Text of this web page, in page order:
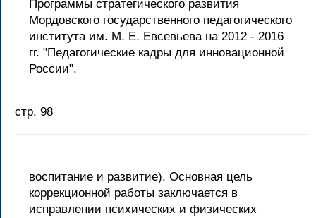
Программы стратегического развития
Мордовского государственного педагогического
института им. М. Е. Евсевьева на 2012 - 2016
гг. "Педагогические кадры для инновационной
России".
стр. 98
воспитание и развитие). Основная цель
коррекционной работы заключается в
исправлении психических и физических